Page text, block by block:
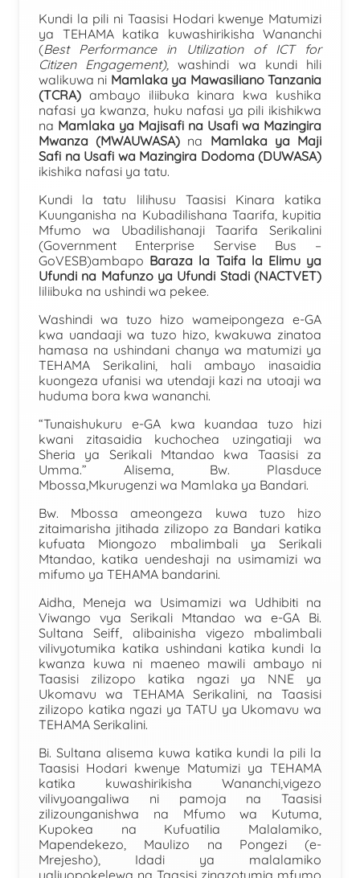
Kundi la pili ni Taasisi Hodari kwenye Matumizi
ya TEHAMA katika kuwashirikisha Wananchi
(Best Performance in Utilization of ICT for
Citizen Engagement),washindi wa kundi hili
walikuwa ni Mamlaka ya Mawasiliano Tanzania
(TCRA) ambayo iliibuka kinara kwa kushika
nafasi ya kwanza, huku nafasi ya pili ikishikwa
na Mamlaka ya Majisafi na Usafi wa Mazingira
Mwanza (MWAUWASA) na Mamlaka ya Maji
Safi na Usafi wa Mazingira Dodoma (DUWASA)
ikishika nafasi ya tatu.
Kundi la tatu lilihusu Taasisi Kinara katika
Kuunganisha na Kubadilishana Taarifa, kupitia
Mfumo wa Ubadilishanaji Taarifa Serikalini
(Government Enterprise Servise Bus –
GoVESB)ambapo Baraza la Taifa la Elimu ya
Ufundi na Mafunzo ya Ufundi Stadi (NACTVET)
liliibuka na ushindi wa pekee.
Washindi wa tuzo hizo wameipongeza e-GA
kwa uandaaji wa tuzo hizo, kwakuwa zinatoa
hamasa na ushindani chanya wa matumizi ya
TEHAMA Serikalini, hali ambayo inasaidia
kuongeza ufanisi wa utendaji kazi na utoaji wa
huduma bora kwa wananchi.
“Tunaishukuru e-GA kwa kuandaa tuzo hizi
kwani zitasaidia kuchochea uzingatiaji wa
Sheria ya Serikali Mtandao kwa Taasisi za
Umma.” Alisema, Bw. Plasduce
Mbossa,Mkurugenzi wa Mamlaka ya Bandari.
Bw. Mbossa ameongeza kuwa tuzo hizo
zitaimarisha jitihada zilizopo za Bandari katika
kufuata Miongozo mbalimbali ya Serikali
Mtandao, katika uendeshaji na usimamizi wa
mifumo ya TEHAMA bandarini.
Aidha, Meneja wa Usimamizi wa Udhibiti na
Viwango vya Serikali Mtandao wa e-GA Bi.
Sultana Seiff, alibainisha vigezo mbalimbali
vilivyotumika katika ushindani katika kundi la
kwanza kuwa ni maeneo mawili ambayo ni
Taasisi zilizopo katika ngazi ya NNE ya
Ukomavu wa TEHAMA Serikalini, na Taasisi
zilizopo katika ngazi ya TATU ya Ukomavu wa
TEHAMA Serikalini.
Bi. Sultana alisema kuwa katika kundi la pili la
Taasisi Hodari kwenye Matumizi ya TEHAMA
katika kuwashirikisha Wananchi,vigezo
vilivyoangaliwa ni pamoja na Taasisi
zilizounganishwa na Mfumo wa Kutuma,
Kupokea na Kufuatilia Malalamiko,
Mapendekezo, Maulizo na Pongezi (e-
Mrejesho), Idadi ya malalamiko